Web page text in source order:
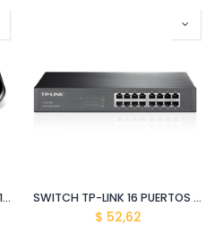
SWITCH TP-LINK 5 PUERTOS 1000MBPS TL-SG1005D SWITCH TP-LINK 16 PUERTOS RJ45 TLSG1016D
$ 52,62